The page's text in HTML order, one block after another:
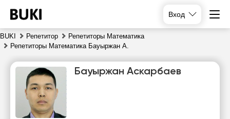
Вход
BUKI Репетитор
Репетиторы Математика
Репетиторы Математика Бауыржан А.
Бауыржан Аскарбаев